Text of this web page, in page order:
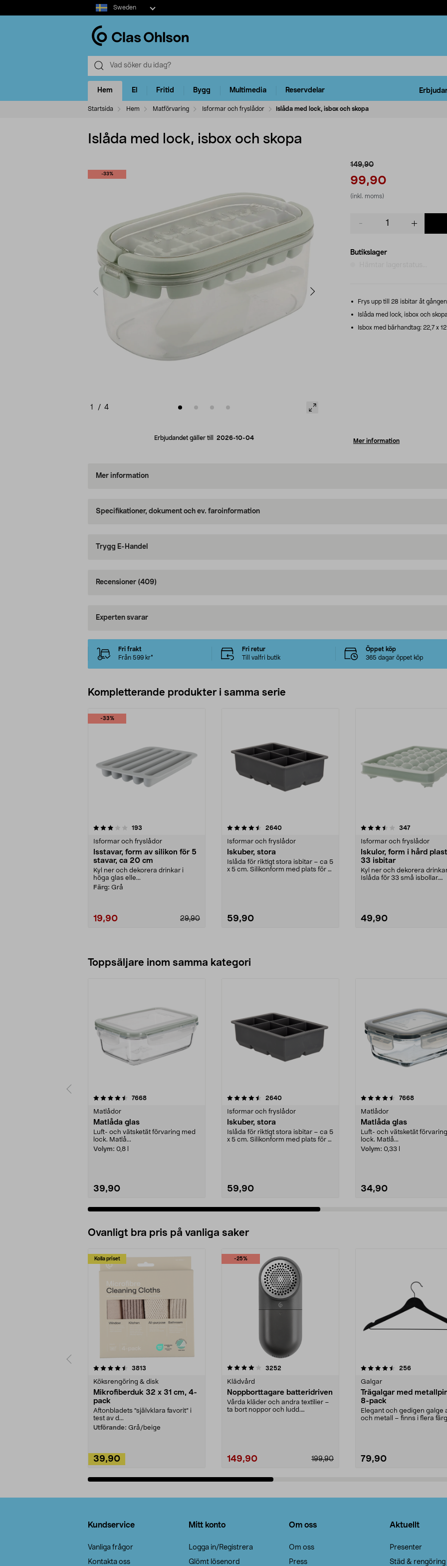
Select
market
Sweden
Hem El Fritid Bygg Multimedia Reservdelar
Startsida Hem Matförvaring Isformar och fryslådor Islåda med lock, isbox och skopa
Islåda med lock, isbox och skopa
-33%
1 / 4
Erbjudandet gäller till 2026-10-04
149,90
99,90
(inkl. moms)
Butikslager
Frys upp till 28 isbitar åt
Islåda med lock, isbox och
Isbox med bärhandtag: 22,7 x
Mer information
Mer information
Specifikationer, dokument och ev. faroinformation
Trygg E-Handel
Recensioner (409)
Experten svarar
Fri frakt
Från 599 kr*
Fri retur
Till valfri butik
Öppet köp
365 dagar öppet köp
Kompletterande produkter i samma serie
-33%
193
Isformar och fryslådor
Isstavar, form av silikon för 5
stavar, ca 20 cm
Kyl ner och dekorera drinkar i
höga glas elle...
Färg: Grå
29,90
19,90
4.5av 5 stjärnor 2640recensioner
Isformar och fryslådor
Iskuber, stora
Islåda för riktigt stora isbitar – ca 5
x 5 cm. Silikonform med plats för 6
59,90
3.5av 5 stjärnor 347recensioner
Isformar och fryslådor
Iskulor, form i hård
33 isbitar
Kyl ner och dekorera
Islåda för 33 små isbollar.
49,90
Toppsäljare inom samma kategori
7668recensioner
Matlådor
Matlåda glas
Luft- och vätsketät förvaring med
lock. Matlå...
Volym: 0,8 l
39,90
4.5 av 5 stjärnor 2640recensioner
Isformar och fryslådor
Iskuber, stora
Islåda för riktigt stora isbitar – ca 5
x 5 cm. Silikonform med plats för 6
59,90
4.5 av 5 stjärnor 7668recensioner
Matlådor
Matlåda glas
Luft- och vätsketät
lock. Matlå...
Volym: 0,33 l
34,90
4.0 av 5 stjärnor
Ovanligt bra pris på vanliga saker
Kolla priset
3813
Köksrengöring & disk
Mikrofiberduk 32 x 31 cm, 4-
pack
Aftonbladets "självklara favorit” i
test av d...
Utförande: Grå/beige
39,90
-25%
4.0av 5 stjärnor 3252
Klädvård
Noppborttagare batteridriven
Vårda kläder och andra textilier –
ta bort noppor och ludd.
199,90
149,90
4.5av 5 stjärnor 256recensioner
Galgar
Trägalgar med
8-pack
Elegant och gedigen galge
och metall – finns i flera
79,90
4.0av 5 stjärnor
Kundservice
Vanliga frågor
Kontakta oss
Mitt konto
Logga in/Registrera
Glömt lösenord
Om oss
Om oss
Press
Aktuellt
Presenter
Städ & rengöring